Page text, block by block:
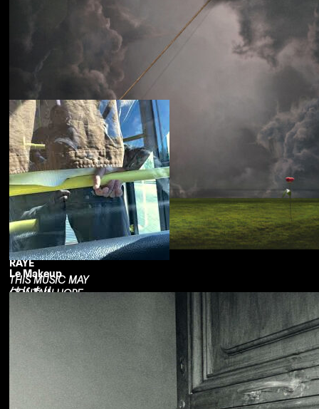
Souled American
RAYE
THIS MUSIC MAY
CONTAIN HOPE.
Le Makeup
はじまり